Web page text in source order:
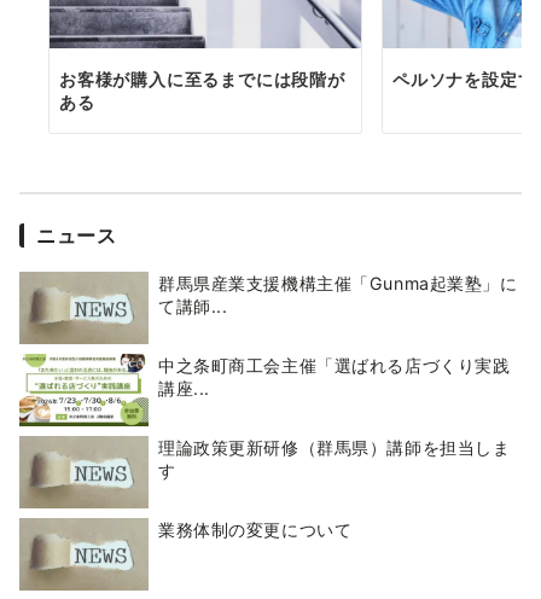
お客様が購入に至るまでには段階が
ある
ペルソナを設定
ニュース
群馬県産業支援機構主催「Gunma起業塾」に
て講師...
中之条町商工会主催「選ばれる店づくり実践
講座...
理論政策更新研修（群馬県）講師を担当しま
す
業務体制の変更について